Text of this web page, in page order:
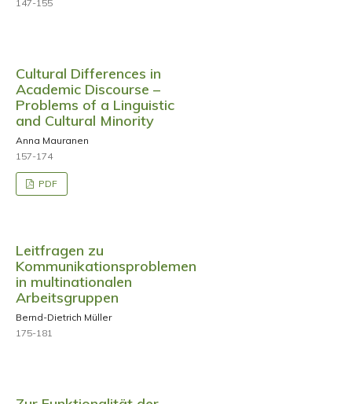
147-155
Cultural Differences in
Academic Discourse –
Problems of a Linguistic
and Cultural Minority
Anna Mauranen
157-174
PDF
Leitfragen zu
Kommunikationsproblemen
in multinationalen
Arbeitsgruppen
Bernd-Dietrich Müller
175-181